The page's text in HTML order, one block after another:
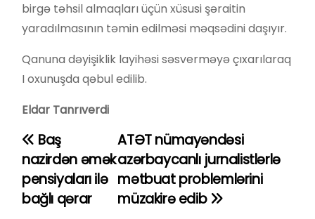
birgə təhsil almaqları üçün xüsusi şəraitin
yaradılmasının təmin edilməsi məqsədini daşıyır.
Qanuna dəyişiklik layihəsi səsverməyə çıxarılaraq
I oxunuşda qəbul edilib.
Eldar Tanrıverdi
Y
a
z
ATƏT nümayəndəsi
azərbaycanlı jurnalistlərlə
mətbuat problemlərini
müzakirə edib
Baş
nazirdən əmək
pensiyaları ilə
bağlı qərar